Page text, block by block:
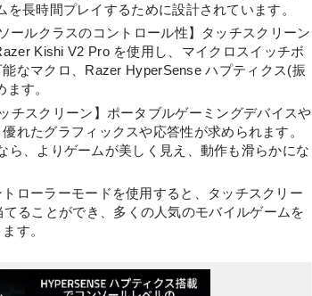
長時間プレイするために設計されています。
ールクラスのコントロール性】タッチスクリーン
Kishi V2 Pro を使用し、マイクロスイッチボ
なマクロ、Razer HyperSense ハプティクス(振
す。
チスクリーン】ポータブルゲーミングデバイスや
れたグラフィックスや応答性が求められます。
ら、よりゲームが美しく見え、動作も滑らかにな
ローラーモードを使用すると、タッチスクリー
ることができ、多くの人気のモバイルゲームを
す。